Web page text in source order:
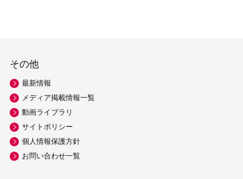
その他
最新情報
メディア掲載情報一覧
動画ライブラリ
サイトポリシー
個人情報保護方針
お問い合わせ一覧